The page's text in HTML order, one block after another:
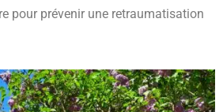
pour prévenir une retraumatisation